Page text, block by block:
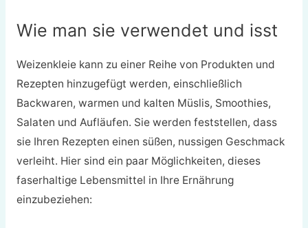
Wie man sie verwendet und isst
Weizenkleie kann zu einer Reihe von Produkten und
Rezepten hinzugefügt werden, einschließlich
Backwaren, warmen und kalten Müslis, Smoothies,
Salaten und Aufläufen. Sie werden feststellen, dass
sie Ihren Rezepten einen süßen, nussigen Geschmack
verleiht. Hier sind ein paar Möglichkeiten, dieses
faserhaltige Lebensmittel in Ihre Ernährung
einzubeziehen: